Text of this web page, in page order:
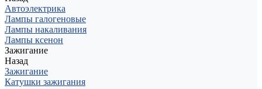
Автоэлектрика
Лампы галогеновые
Лампы накаливания
Лампы ксенон
Зажигание
Назад
Зажигание
Катушки зажигания